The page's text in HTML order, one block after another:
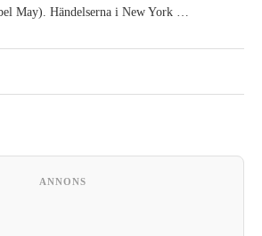
May). Händelserna i New York …
ANNONS